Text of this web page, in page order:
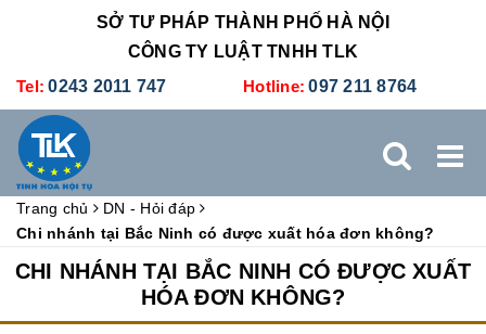
SỞ TƯ PHÁP THÀNH PHỐ HÀ NỘI
CÔNG TY LUẬT TNHH TLK
Tel: 0243 2011 747 Hotline: 097 211 8764
GIỚI THIỆU
DỊCH VỤ KẾ TOÁN - THUẾ XÚC TIẾN THƯƠNG MẠI
Trang chủ
DN - Hỏi đáp
Chi nhánh tại Bắc Ninh có được xuất hóa đơn không?
CHI NHÁNH TẠI BẮC NINH CÓ ĐƯỢC XUẤT
HÓA ĐƠN KHÔNG?